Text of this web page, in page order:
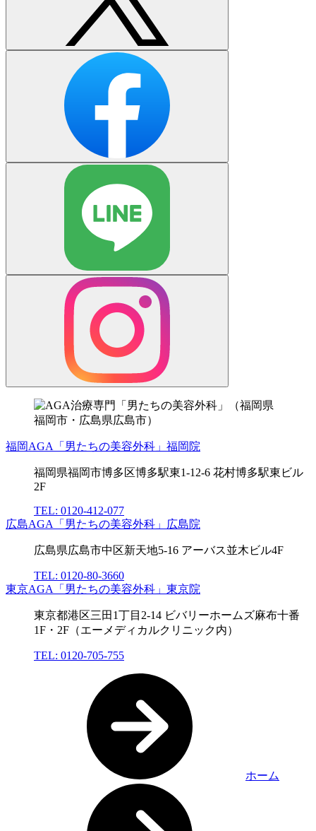
福岡AGA「男たちの美容外科」福岡院
福岡県福岡市博多区博多駅東1-12-6 花村博多駅東ビル
2F
TEL: 0120-412-077
広島AGA「男たちの美容外科」広島院
広島県広島市中区新天地5-16 アーバス並木ビル4F
TEL: 0120-80-3660
東京AGA「男たちの美容外科」東京院
東京都港区三田1丁目2-14 ビバリーホームズ麻布十番
1F・2F（エーメディカルクリニック内）
TEL: 0120-705-755
ホーム